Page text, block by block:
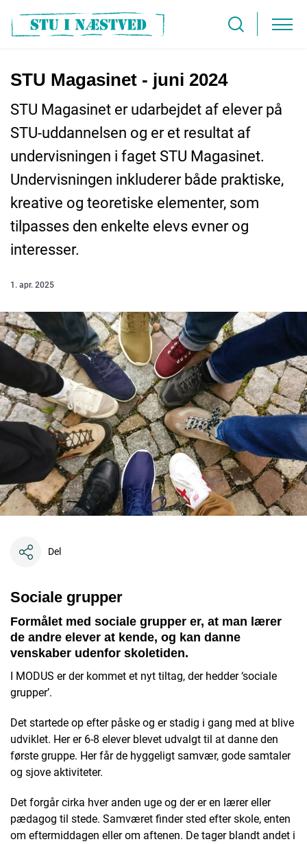
STU Magasinet - juni 2024
STU Magasinet er udarbejdet af elever på
STU-uddannelsen og er et resultat af
undervisningen i faget STU Magasinet.
Undervisningen inkluderer både praktiske,
kreative og teoretiske elementer, som
tilpasses den enkelte elevs evner og
interesser.
1. apr. 2025
Del
Sociale grupper
Formålet med sociale grupper er, at man lærer
de andre elever at kende, og kan danne
venskaber udenfor skoletiden.
I MODUS er der kommet et nyt tiltag, der hedder ‘sociale
grupper’.
Det startede op efter påske og er stadig i gang med at blive
udviklet. Her er 6-8 elever blevet udvalgt til at danne den
første gruppe. Her får de hyggeligt samvær, gode samtaler
og sjove aktiviteter.
Det forgår cirka hver anden uge og der er en lærer eller
pædagog til stede. Samværet finder sted efter skole, enten
om eftermiddagen eller om aftenen. De tager blandt andet i